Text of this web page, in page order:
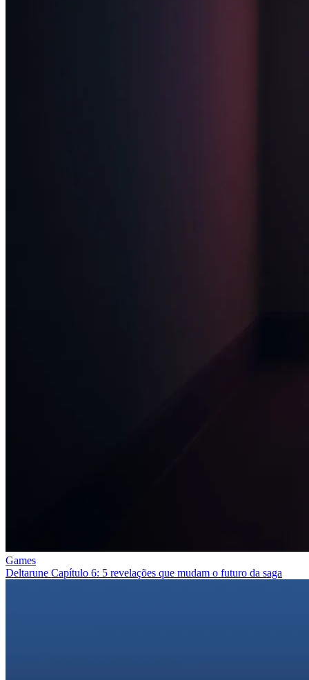
Games
Deltarune Capítulo 6: 5 revelações que mudam o futuro da saga